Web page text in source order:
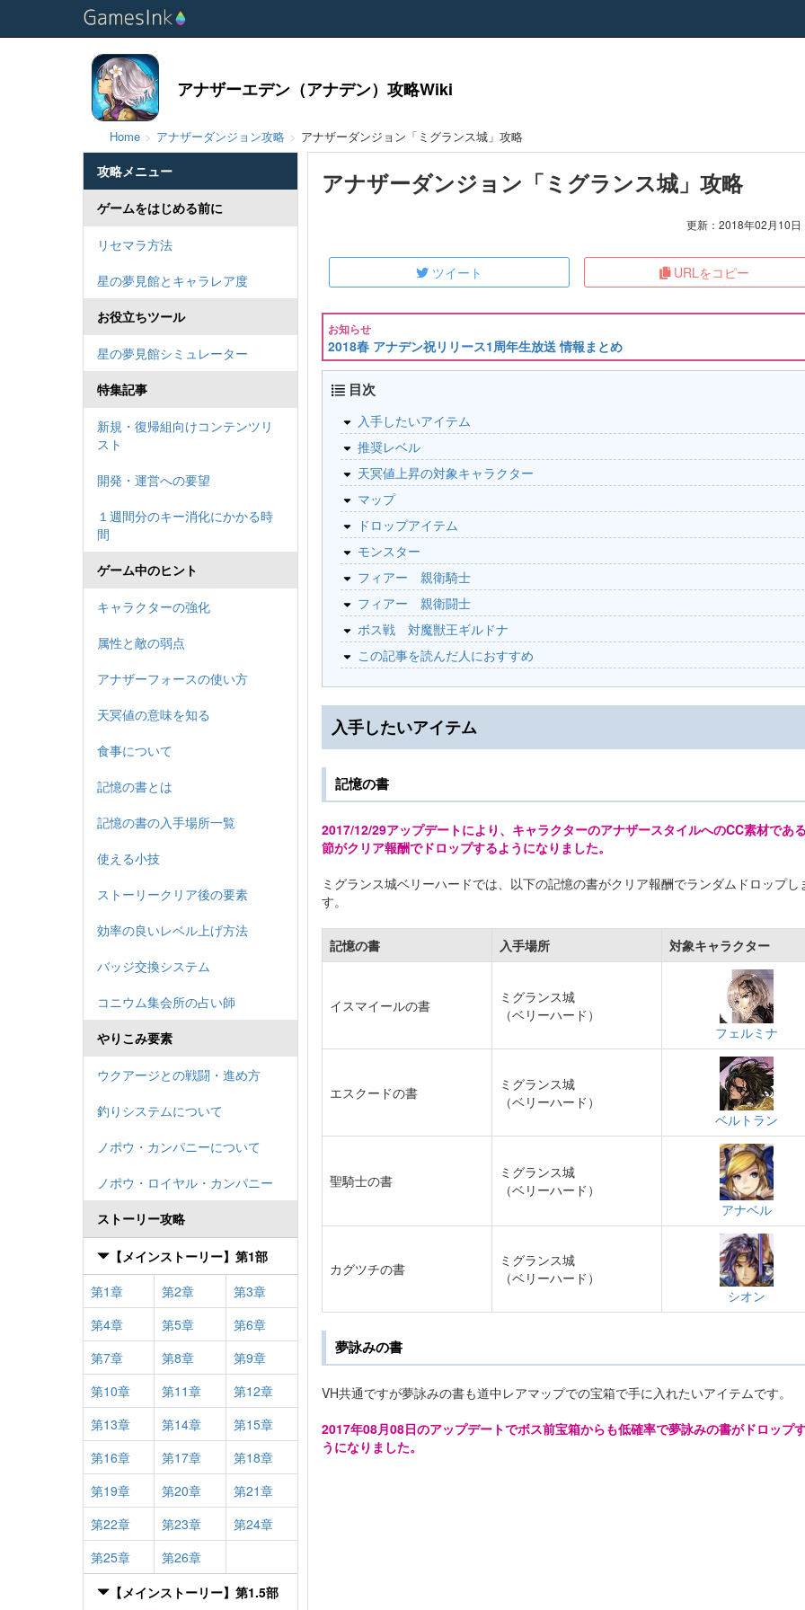
アナザーエデン（アナデン）攻略Wiki
Home アナザーダンジョン攻略 アナザーダンジョン「ミグランス城」攻略
攻略メニュー
ゲームをはじめる前に
リセマラ方法
星の夢見館とキャラレア度
お役立ちツール
星の夢見館シミュレーター
特集記事
新規・復帰組向けコンテンツリ
スト
開発・運営への要望
１週間分のキー消化にかかる時
間
ゲーム中のヒント
キャラクターの強化
属性と敵の弱点
アナザーフォースの使い方
天冥値の意味を知る
食事について
記憶の書とは
記憶の書の入手場所一覧
使える小技
ストーリークリア後の要素
効率の良いレベル上げ方法
バッジ交換システム
コニウム集会所の占い師
やりこみ要素
ウクアージとの戦闘・進め方
釣りシステムについて
ノポウ・カンパニーについて
ノポウ・ロイヤル・カンパニー
ストーリー攻略
【メインストーリー】第1部
第1章
第2章
第3章
第4章
第5章
第6章
第7章
第8章
第9章
第10章
第11章
第12章
第13章
第14章
第15章
第16章
第17章
第18章
第19章
第20章
第21章
第22章
第23章
第24章
第25章
第26章
【メインストーリー】第1.5部
アナザーダンジョン「ミグランス城」攻略
更新：2018年02月10日
ツイート URLをコピー
お知らせ
2018春 アナデン祝リリース1周年生放送 情報まとめ
目次
入手したいアイテム
推奨レベル
天冥値上昇の対象キャラクター
マップ
ドロップアイテム
モンスター
フィアー 親衛騎士
フィアー 親衛闘士
ボス戦 対魔獣王ギルドナ
この記事を読んだ人におすすめ
入手したいアイテム
記憶の書
2017/12/29アップデートにより、キャラクターのアナザースタイルへのCC素材であ
節がクリア報酬でドロップするようになりました。
ミグランス城ベリーハードでは、以下の記憶の書がクリア報酬でランダムドロップし
す。
記憶の書 入手場所 対象キャラクター
イスマイールの書
ミグランス城
（ベリーハード）
フェルミナ
エスクードの書
ミグランス城
（ベリーハード）
ベルトラン
聖騎士の書
ミグランス城
（ベリーハード）
アナベル
カグツチの書
ミグランス城
（ベリーハード）
シオン
夢詠みの書
VH共通ですが夢詠みの書も道中レアマップでの宝箱で手に入れたいアイテムです。
2017年08月08日のアップデートでボス前宝箱からも低確率で夢詠みの書がドロップ
うになりました。